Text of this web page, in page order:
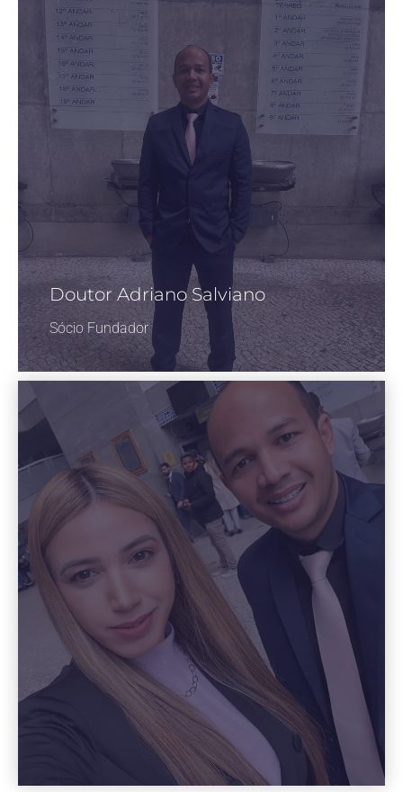
Doutor Adriano Salviano
Sócio Fundador